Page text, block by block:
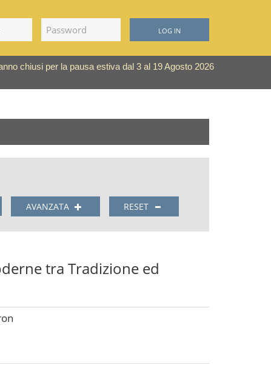
LOG IN
chiusi per la pausa estiva dal 3 al 19 Agosto 2026
AVANZATA RESET
tra Tradizione ed